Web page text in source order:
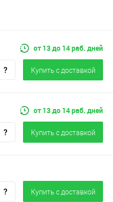
от 13 до 14 раб. дней
Купить c доставкой
от 13 до 14 раб. дней
Купить c доставкой
Купить c доставкой